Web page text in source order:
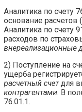
Аналитика по счету
основание
Аналитика по счету
расходов по
внереализационные
2) Поступление на
ущерба
расчетный счетдля
контрагентами. В
76.01.1.